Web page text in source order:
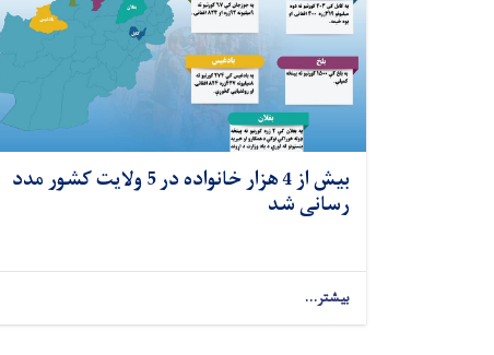
بیش از 4 هزار خانواده در 5 ولایت کشور مدد
رسانی شد
بیشتر...
Pagination